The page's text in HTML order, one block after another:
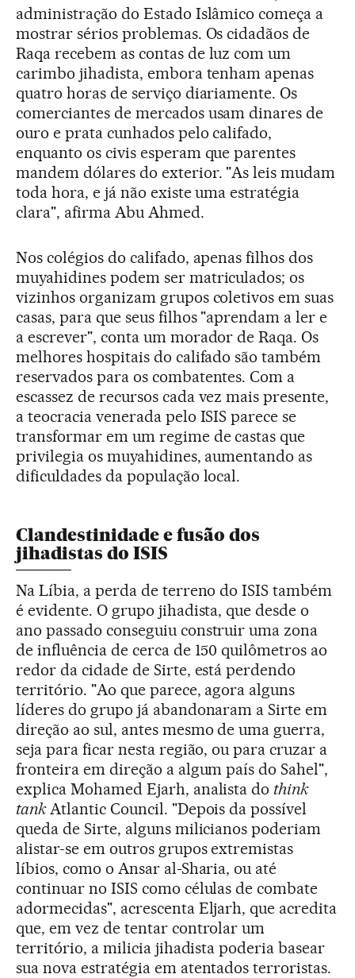
administração do Estado Islâmico começa a
mostrar sérios problemas. Os cidadãos de
Raqa recebem as contas de luz com um
carimbo jihadista, embora tenham apenas
quatro horas de serviço diariamente. Os
comerciantes de mercados usam dinares de
ouro e prata cunhados pelo califado,
enquanto os civis esperam que parentes
mandem dólares do exterior. "As leis mudam
toda hora, e já não existe uma estratégia
clara", afirma Abu Ahmed.
Nos colégios do califado, apenas filhos dos
muyahidines podem ser matriculados; os
vizinhos organizam grupos coletivos em suas
casas, para que seus filhos "aprendam a ler e
a escrever", conta um morador de Raqa. Os
melhores hospitais do califado são também
reservados para os combatentes. Com a
escassez de recursos cada vez mais presente,
a teocracia venerada pelo ISIS parece se
transformar em um regime de castas que
privilegia os muyahidines, aumentando as
dificuldades da população local.
Clandestinidade e fusão dos
jihadistas do ISIS
Na Líbia, a perda de terreno do ISIS também
é evidente. O grupo jihadista, que desde o
ano passado conseguiu construir uma zona
de influência de cerca de 150 quilômetros ao
redor da cidade de Sirte, está perdendo
território. "Ao que parece, agora alguns
líderes do grupo já abandonaram a Sirte em
direção ao sul, antes mesmo de uma guerra,
seja para ficar nesta região, ou para cruzar a
fronteira em direção a algum país do Sahel",
explica Mohamed Ejarh, analista do think
tankAtlantic Council. "Depois da possível
queda de Sirte, alguns milicianos poderiam
alistar-se em outros grupos extremistas
líbios, como o Ansar al-Sharia, ou até
continuar no ISIS como células de combate
adormecidas", acrescenta Eljarh, que acredita
que, em vez de tentar controlar um
território, a milicia jihadista poderia basear
sua nova estratégia em atentados terroristas.